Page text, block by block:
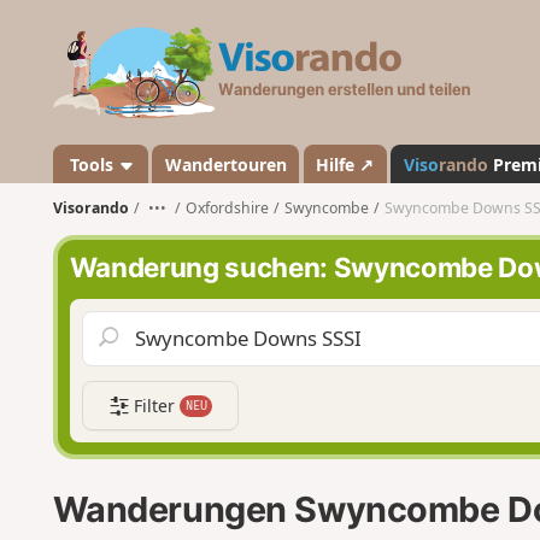
a
n
d
o
Tools Wandertouren Hilfe ↗ Visorando
Visorando ••• Oxfordshire Swyncombe Swyncombe Downs
Wanderung suchen: Swyncombe
Filter NEU
Wanderungen Swyncombe